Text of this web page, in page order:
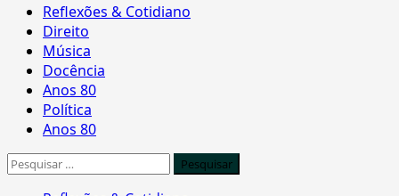
Primary
Menu
Reflexões & Cotidiano
Direito
Música
Docência
Anos 80
Política
Anos 80
Pesquisar